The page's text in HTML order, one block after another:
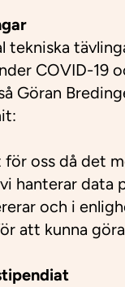
COVID-
Göran
oss då det
hanterar
och i
att kunna